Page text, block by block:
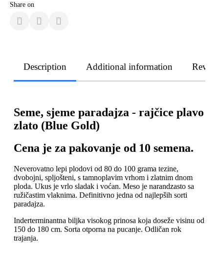
Share on
Description Additional information
Seme, sjeme paradajza - rajčice plavo
zlato (Blue Gold)
Cena je za pakovanje od 10 semena.
Neverovatno lepi plodovi od 80 do 100 grama tezine,
dvobojni, spljošteni, s tamnoplavim vrhom i zlatnim dnom
ploda. Ukus je vrlo sladak i voćan. Meso je narandzasto sa
ružičastim vlaknima. Definitivno jedna od najlepših sorti
paradajza.
Inderterminantna biljka visokog prinosa koja doseže visinu od
150 do 180 cm. Sorta otporna na pucanje. Odličan rok
trajanja.